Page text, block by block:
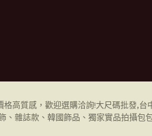
格高質感，歡迎選購洽詢!大尺碼批發,台
、雜誌款、韓國飾品、獨家實品拍攝包